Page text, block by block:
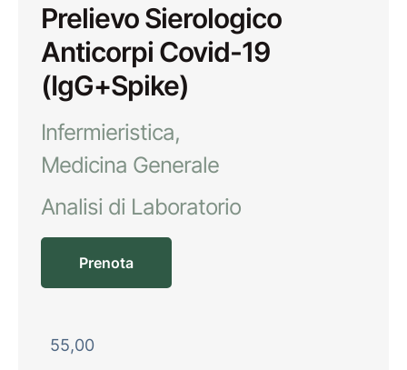
Prelievo Sierologico
Anticorpi Covid-19
(IgG+Spike)
Infermieristica
Medicina Generale
Analisi di Laboratorio
Prenota
55,00